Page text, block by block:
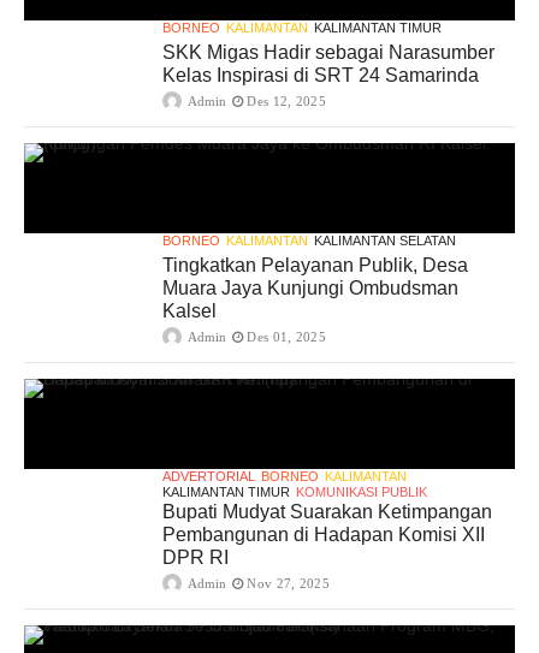
BORNEO KALIMANTAN KALIMANTAN TIMUR
SKK Migas Hadir sebagai Narasumber
Kelas Inspirasi di SRT 24 Samarinda
Admin Des 12, 2025
BORNEO KALIMANTAN KALIMANTAN SELATAN
Tingkatkan Pelayanan Publik, Desa
Muara Jaya Kunjungi Ombudsman
Kalsel
Admin Des 01, 2025
ADVERTORIAL BORNEO
KALIMANTAN
KALIMANTAN TIMUR
KOMUNIKASI PUBLIK
Bupati Mudyat Suarakan Ketimpangan
Pembangunan di Hadapan Komisi XII
DPR RI
Admin Nov 27, 2025